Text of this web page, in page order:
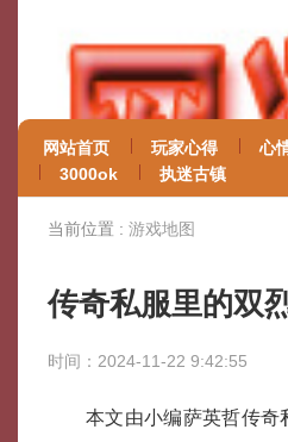
网站首页 玩家心得 心
3000ok
执迷古镇
当前位置 : 游戏地图
传奇私服里的双
时间：2024-11-22 9:42:55
本文由小编萨英哲传奇